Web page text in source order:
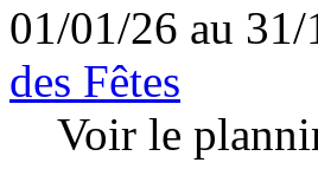
01/01/26 au
des Fêtes
Voir le